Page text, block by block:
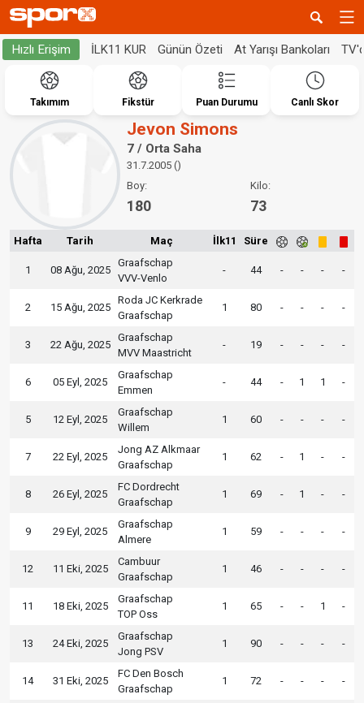
Hızlı Erişim İLK11 KUR Günün Özeti At Yarışı Bankoları
Takımım Fikstür Puan Durumu Canlı Skor
Jevon Simons
7 / Orta Saha
31.7.2005 ()
Boy:
180
Kilo:
73
Hafta Tarih Maç İlk11 Süre
1 08 Ağu, 2025
Graafschap
VVV-Venlo
- 44 - - - -
2 15 Ağu, 2025
Roda JC Kerkrade
Graafschap
1 80 - - - -
3 22 Ağu, 2025
Graafschap
MVV Maastricht
- 19 - - - -
6 05 Eyl, 2025
Graafschap
Emmen
- 44 - 1 1 -
5 12 Eyl, 2025
Graafschap
Willem
1 60 - - - -
7 22 Eyl, 2025
Jong AZ Alkmaar
Graafschap
1 62 - 1 - -
8 26 Eyl, 2025
FC Dordrecht
Graafschap
1 69 - 1 - -
9 29 Eyl, 2025
Graafschap
Almere
1 59 - - - -
12 11 Eki, 2025
Cambuur
Graafschap
1 46 - - - -
11 18 Eki, 2025
Graafschap
TOP Oss
1 65 - - 1 -
13 24 Eki, 2025
Graafschap
Jong PSV
1 90 - - - -
14 31 Eki, 2025
FC Den Bosch
Graafschap
1 72 - - - -